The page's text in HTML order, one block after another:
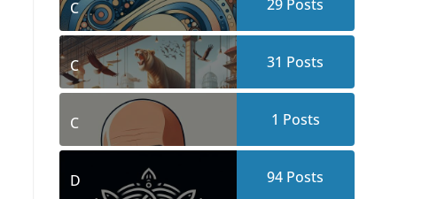
C 29 Posts
C 31 Posts
C 1 Posts
D 94 Posts